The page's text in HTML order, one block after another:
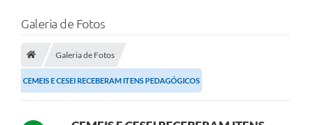
O Município
A Prefeitura
Portal da Transparência
Galeria de Fotos
Galeria de Fotos
CEMEIS E CESEI RECEBERAM ITENS PEDAGÓGICOS